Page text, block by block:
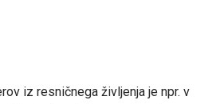
iz resničnega življenja je npr. v